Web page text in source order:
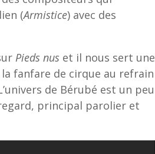
(Armistice) avec des
Pieds nus et il nous sert une
fanfare de cirque au refrain
de Bérubé est un peu
principal parolier et